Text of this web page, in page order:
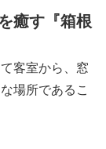
癒す『箱根
客室から、窓
場所であるこ